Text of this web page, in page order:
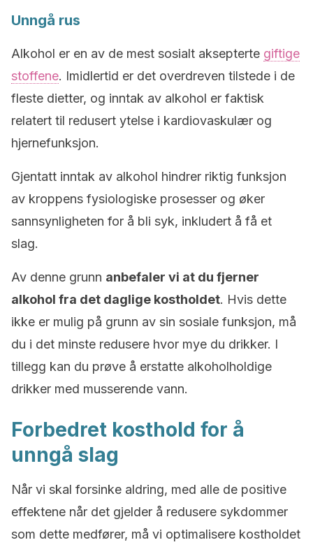
Unngå rus
Alkohol er en av de mest sosialt aksepterte giftige
stoffene. Imidlertid er det overdreven tilstede i de
fleste dietter, og inntak av alkohol er faktisk
relatert til redusert ytelse i kardiovaskulær og
hjernefunksjon.
Gjentatt inntak av alkohol hindrer riktig funksjon
av kroppens fysiologiske prosesser og øker
sannsynligheten for å bli syk, inkludert å få et
slag.
Av denne grunn anbefaler vi at du fjerner
alkohol fra det daglige kostholdet. Hvis dette
ikke er mulig på grunn av sin sosiale funksjon, må
du i det minste redusere hvor mye du drikker. I
tillegg kan du prøve å erstatte alkoholholdige
drikker med musserende vann.
Forbedret kosthold for å
unngå slag
Når vi skal forsinke aldring, med alle de positive
effektene når det gjelder å redusere sykdommer
som dette medfører, må vi optimalisere kostholdet